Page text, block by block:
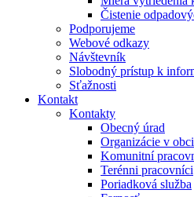
Čistenie
Podporujeme
Webové odkazy
Návštevník
Slobodný prístup k
Sťažnosti
Kontakt
Kontakty
Obecný úrad
Organizácie v obci
Komunitní
Terénni pracovníci
Poriadková služba